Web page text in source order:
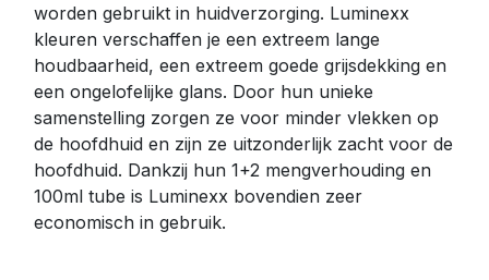
worden gebruikt in huidverzorging. Luminexx
kleuren verschaffen je een extreem lange
houdbaarheid, een extreem goede grijsdekking en
een ongelofelijke glans. Door hun unieke
samenstelling zorgen ze voor minder vlekken op
de hoofdhuid en zijn ze uitzonderlijk zacht voor de
hoofdhuid. Dankzij hun 1+2 mengverhouding en
100ml tube is Luminexx bovendien zeer
economisch in gebruik.